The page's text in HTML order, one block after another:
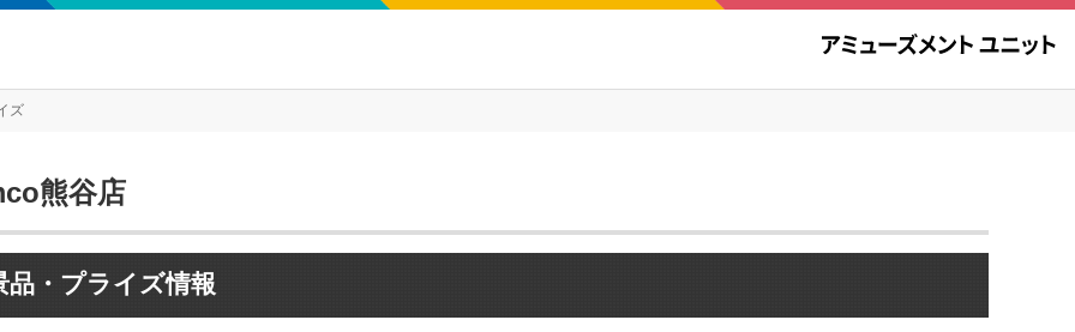
ズ
熊谷店
品・プライズ情報